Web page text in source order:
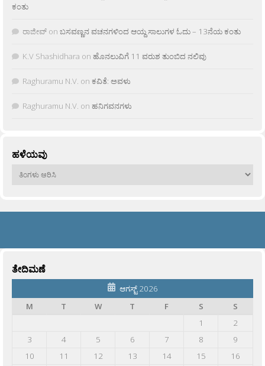
ಕಂತು
ರಾಜೀವ್ on ಬಸವಣ್ಣನ ವಚನಗಳಿಂದ ಆಯ್ದ ಸಾಲುಗಳ ಓದು – 13ನೆಯ ಕಂತು
K.V Shashidhara on ಹೊನಲುವಿಗೆ 11 ವರುಶ ತುಂಬಿದ ನಲಿವು
Raghuramu N.V. on ಕವಿತೆ: ಅವಳು
Raghuramu N.V. on ಹನಿಗವನಗಳು
ಹಳೆಯವು
ಹಳೆಯವು
ತೇದಿಮಣೆ
ಆಗಸ್ಟ್ 2026
M
T W T F S
S
1
2
3
4 5 6 7 8
9
10
11 12 13 14 15
16